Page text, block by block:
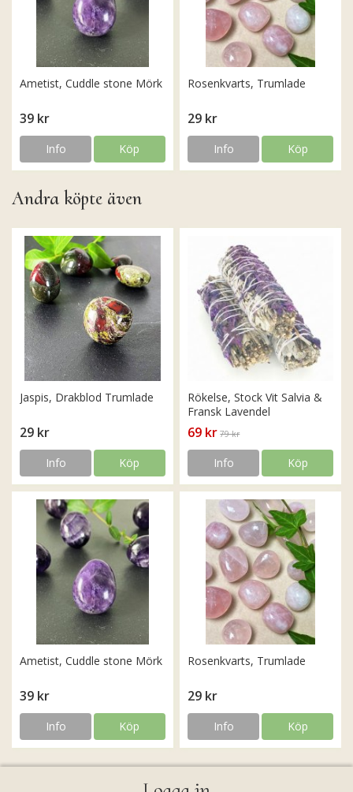
Ametist, Cuddle stone Mörk
39 kr
Info Köp
Rosenkvarts, Trumlade
29 kr
Info Köp
Andra köpte även
Jaspis, Drakblod Trumlade
29 kr
Info Köp
Rökelse, Stock Vit Salvia &
Fransk Lavendel
69 kr 79 kr
Info Köp
Ametist, Cuddle stone Mörk
39 kr
Info Köp
Rosenkvarts, Trumlade
29 kr
Info Köp